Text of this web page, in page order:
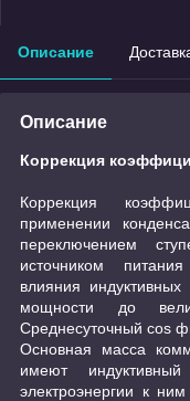
Описание
Описание
Коррекция
Коррекция
применении
переключением
источником
влияния
мощности до
Среднесуточный cos
Основная масса
имеют
электроэнергии к